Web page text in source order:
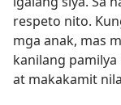
respeto nito.
mga anak, mas
kanilang pamilya
at makakamit